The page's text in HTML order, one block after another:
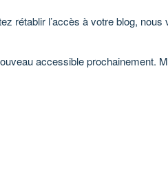
rétablir l’accès à votre blog, nous
accessible prochainement.